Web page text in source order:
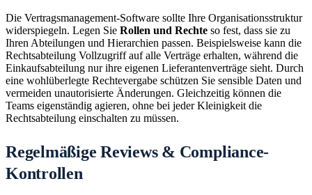
Die Vertragsmanagement-Software sollte Ihre Organisationsstruktur
widerspiegeln. Legen Sie Rollen und Rechte so fest, dass sie zu
Ihren Abteilungen und Hierarchien passen. Beispielsweise kann die
Rechtsabteilung Vollzugriff auf alle Verträge erhalten, während die
Einkaufsabteilung nur ihre eigenen Lieferantenverträge sieht. Durch
eine wohlüberlegte Rechtevergabe schützen Sie sensible Daten und
vermeiden unautorisierte Änderungen. Gleichzeitig können die
Teams eigenständig agieren, ohne bei jeder Kleinigkeit die
Rechtsabteilung einschalten zu müssen.
Regelmäßige Reviews & Compliance-
Kontrollen